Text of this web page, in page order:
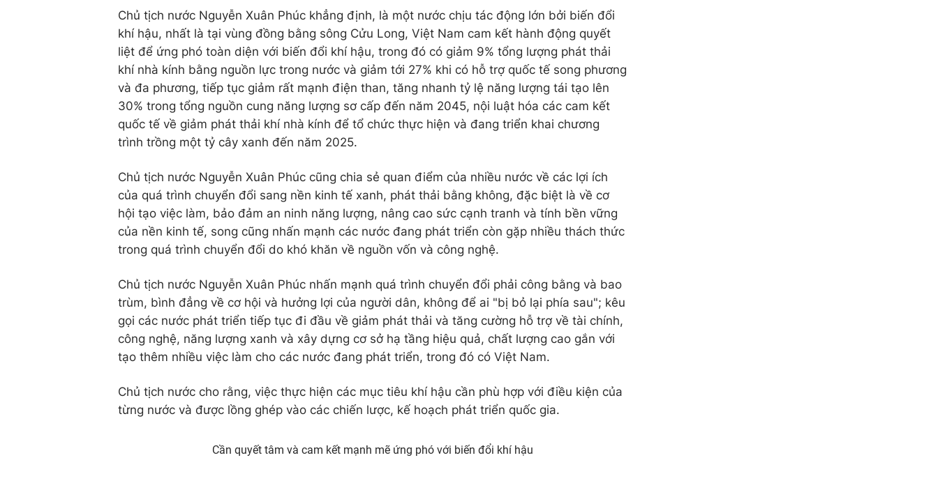
Chủ tịch nước Nguyễn Xuân Phúc khẳng định, là một nước chịu tác động lớn bởi biến đổi
khí hậu, nhất là tại vùng đồng bằng sông Cửu Long, Việt Nam cam kết hành động quyết
liệt để ứng phó toàn diện với biến đổi khí hậu, trong đó có giảm 9% tổng lượng phát thải
khí nhà kính bằng nguồn lực trong nước và giảm tới 27% khi có hỗ trợ quốc tế song phương
và đa phương, tiếp tục giảm rất mạnh điện than, tăng nhanh tỷ lệ năng lượng tái tạo lên
30% trong tổng nguồn cung năng lượng sơ cấp đến năm 2045, nội luật hóa các cam kết
quốc tế về giảm phát thải khí nhà kính để tổ chức thực hiện và đang triển khai chương
trình trồng một tỷ cây xanh đến năm 2025.
Chủ tịch nước Nguyễn Xuân Phúc cũng chia sẻ quan điểm của nhiều nước về các lợi ích
của quá trình chuyển đổi sang nền kinh tế xanh, phát thải bằng không, đặc biệt là về cơ
hội tạo việc làm, bảo đảm an ninh năng lượng, nâng cao sức cạnh tranh và tính bền vững
của nền kinh tế, song cũng nhấn mạnh các nước đang phát triển còn gặp nhiều thách thức
trong quá trình chuyển đổi do khó khăn về nguồn vốn và công nghệ.
Chủ tịch nước Nguyễn Xuân Phúc nhấn mạnh quá trình chuyển đổi phải công bằng và bao
trùm, bình đẳng về cơ hội và hưởng lợi của người dân, không để ai "bị bỏ lại phía sau"; kêu
gọi các nước phát triển tiếp tục đi đầu về giảm phát thải và tăng cường hỗ trợ về tài chính,
công nghệ, năng lượng xanh và xây dựng cơ sở hạ tầng hiệu quả, chất lượng cao gắn với
tạo thêm nhiều việc làm cho các nước đang phát triển, trong đó có Việt Nam.
Chủ tịch nước cho rằng, việc thực hiện các mục tiêu khí hậu cần phù hợp với điều kiện của
từng nước và được lồng ghép vào các chiến lược, kế hoạch phát triển quốc gia.
Cần quyết tâm và cam kết mạnh mẽ ứng phó với biến đổi khí hậu